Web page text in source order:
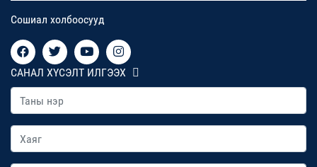
Сошиал холбоосууд
САНАЛ ХҮСЭЛТ ИЛГЭЭХ